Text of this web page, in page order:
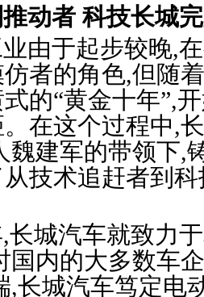
动者 科技长城
由于起步较晚,
者的角色,但随
的“黄金十年”,
在这个过程中,
魏建军的带领下,
技术追赶者到
长城汽车就致力
国内的大多数车
,长城汽车笃定电